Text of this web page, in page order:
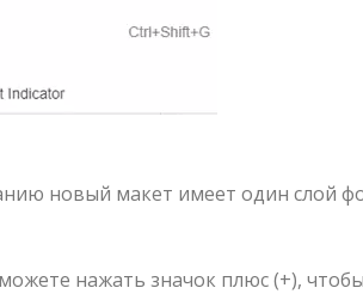
новый макет имеет один слой
нажать значок плюс (+),